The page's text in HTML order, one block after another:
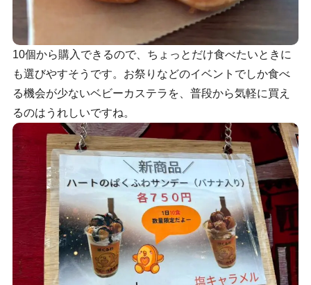
10個から購入できるので、ちょっとだけ食べたいときに
も選びやすそうです。お祭りなどのイベントでしか食べ
る機会が少ないベビーカステラを、普段から気軽に買え
るのはうれしいですね。